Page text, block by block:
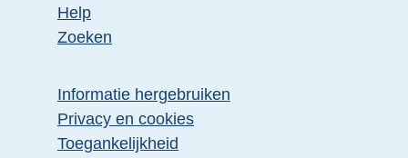
Help
Zoeken
Informatie hergebruiken
Privacy en cookies
Toegankelijkheid